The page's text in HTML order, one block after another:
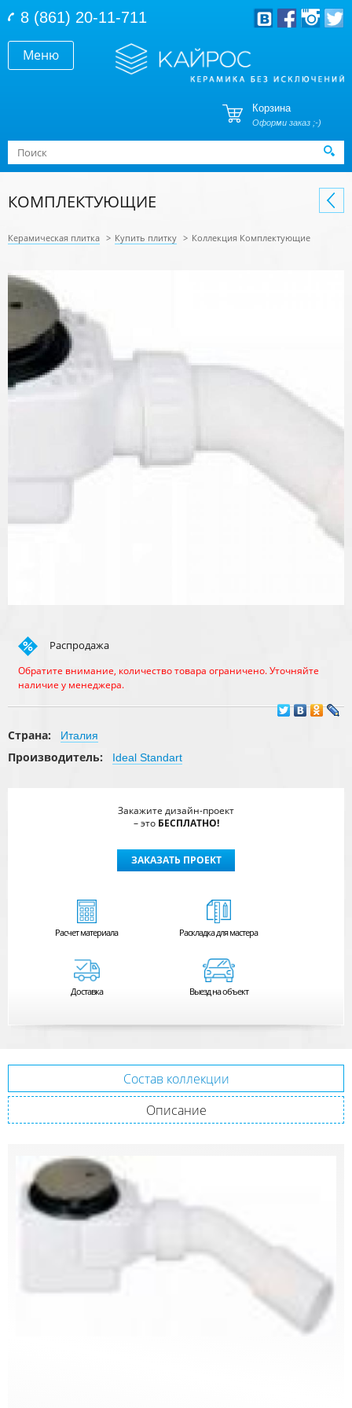
Меню
8 (861) 20-11-711
Корзина
Оформи заказ ;-)
Форма поиска
Поиск
КОМПЛЕКТУЮЩИЕ
Керамическая плитка > Купить плитку > Коллекция Комплектующие
Распродажа
Обратите внимание, количество товара ограничено. Уточняйте
наличие у менеджера.
Страна: Италия
Производитель: Ideal Standart
Закажите дизайн-проект
– это БЕСПЛАТНО!
ЗАКАЗАТЬ ПРОЕКТ
Расчетматериала Раскладка для мастера
Доставка Выезд на объект
Состав коллекции
Описание